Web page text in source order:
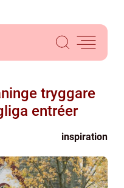
tryggare
entréer
inspiration